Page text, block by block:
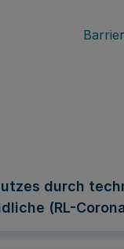
durch
(RL-